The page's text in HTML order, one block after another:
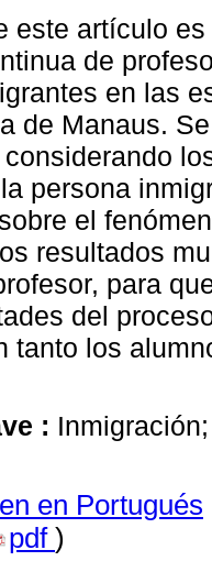
este artículo
de
en las
de Manaus.
persona
el
resultados
para
del
tanto los
:
en Portugués
pdf )